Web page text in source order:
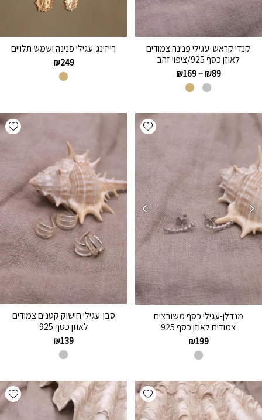
קנדי קראש-עגילי פנינה צמודים
לאוזן כסף 925/ציפוי זהב
₪89
–
₪169
רייזינג-עגילי פנינה ושמש תלויים
₪249
Add wishlist
מנדלן-עגילי כסף משובצים
צמודים לאוזן כסף 925
₪199
סבן-עגילי חישוק קטנים צמודים
לאוזן כסף 925
₪139
Add wishlist